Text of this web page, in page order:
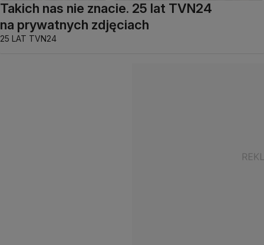
Takich nas nie znacie. 25 lat TVN24
na prywatnych zdjęciach
25 LAT TVN24